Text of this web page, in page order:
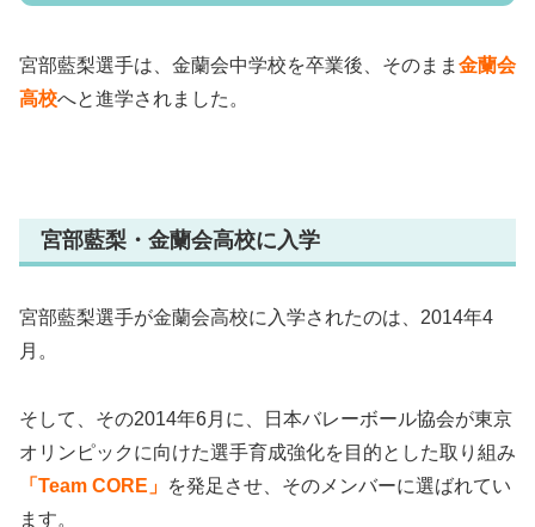
宮部藍梨選手は、金蘭会中学校を卒業後、そのまま 金蘭会
高校へと進学されました。
宮部藍梨・金蘭会高校に入学
宮部藍梨選手が金蘭会高校に入学されたのは、2014年4
月。
そして、その2014年6月に、日本バレーボール協会が東京
オリンピックに向けた選手育成強化を目的とした取り組み
「Team CORE」 を発足させ、そのメンバーに選ばれてい
ます。